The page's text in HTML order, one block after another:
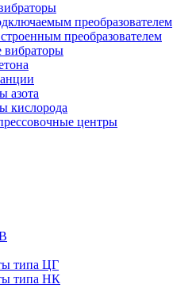
преобразователем
преобразователем
вибраторы
азота
кислорода
центры
типа ЦГ
типа НК